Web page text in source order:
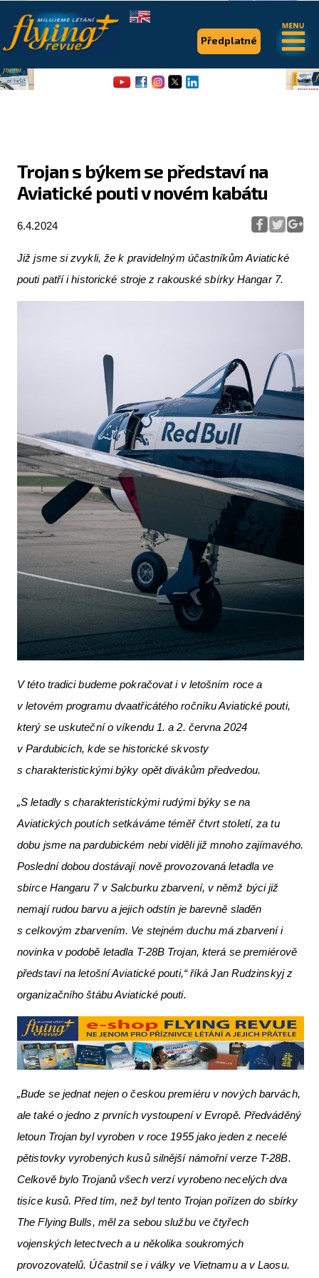
Trojan s býkem se představí na
Aviatické pouti v novém kabátu
6.4.2024
Již jsme si zvykli, že k pravidelným účastníkům Aviatické
pouti patří i historické stroje z rakouské sbírky Hangar 7.
V této tradici budeme pokračovat i v letošním roce a
v letovém programu dvaatřicátého ročníku Aviatické pouti,
který se uskuteční o víkendu 1. a 2. června 2024
v Pardubicích, kde se historické skvosty
s charakteristickými býky opět divákům předvedou.
„S letadly s charakteristickými rudými býky se na
Aviatických poutích setkáváme téměř čtvrt století, za tu
dobu jsme na pardubickém nebi viděli již mnoho zajímavého.
Poslední dobou dostávají nově provozovaná letadla ve
sbírce Hangaru 7 v Salcburku zbarvení, v němž býci již
nemají rudou barvu a jejich odstín je barevně sladěn
s celkovým zbarvením. Ve stejném duchu má zbarvení i
novinka v podobě letadla T-28B Trojan, která se premiérově
představí na letošní Aviatické pouti,“ říká Jan Rudzinskyj z
organizačního štábu Aviatické pouti.
„Bude se jednat nejen o českou premiéru v nových barvách,
ale také o jedno z prvních vystoupení v Evropě. Předváděný
letoun Trojan byl vyroben v roce 1955 jako jeden z necelé
pětistovky vyrobených kusů silnější námořní verze T-28B.
Celkově bylo Trojanů všech verzí vyrobeno necelých dva
tisíce kusů. Před tím, než byl tento Trojan pořízen do sbírky
The Flying Bulls, měl za sebou službu ve čtyřech
vojenských letectvech a u několika soukromých
provozovatelů. Účastnil se i války ve Vietnamu a v Laosu.
Předplatné
.
Flying Revue
Pro piloty
Aktuální FR + archiv
Letecká muzea
VFR Communication app
The SAFE Guide app
Nabídky práce v letectví
Inzerujte s námi
E-SHOP